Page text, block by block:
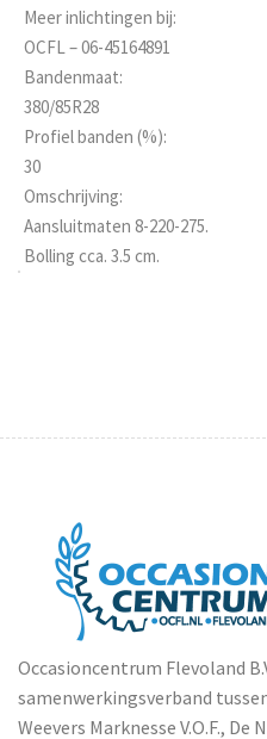
Meer inlichtingen bij:
OCFL – 06-45164891
Bandenmaat:
380/85R28
Profiel banden (%):
30
Omschrijving:
Aansluitmaten 8-220-275.
Bolling cca. 3.5 cm.
Occasioncentrum Flevoland
samenwerkingsverband
Weevers Marknesse V.O.F., De